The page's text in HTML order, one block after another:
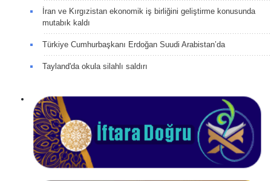
İran ve Kırgızistan ekonomik iş birliğini geliştirme konusunda
mutabık kaldı
Türkiye Cumhurbaşkanı Erdoğan Suudi Arabistan’da
Tayland'da okula silahlı saldırı